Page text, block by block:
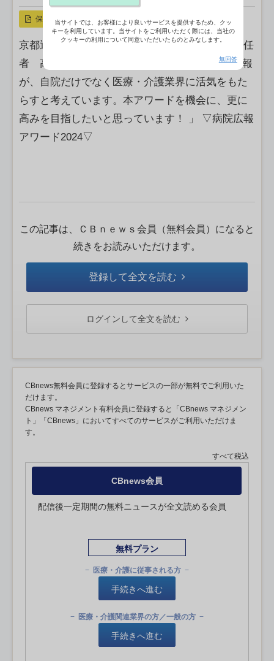
保存
京都近衛リハビリテーション病院 広報 担当責任
者 高 祖 悠 様 【意気込み】 「 活発な病院広報
が、自院だけでなく医療・介護業界に活気をもた
らすと考えています。本アワードを機会に、更に
高みを目指したいと思っています！ 」 ▽病院広報
アワード2024▽
この記事は、ＣＢｎｅｗｓ会員（無料会員）になると
続きをお読みいただけます。
登録して全文を読む
ログインして全文を読む
CBnews無料会員に登録するとサービスの一部が無料でご利用いた
だけます。
CBnews マネジメント有料会員に登録すると「CBnews マネジメン
ト」「CBnews」においてすべてのサービスがご利用いただけま
す。
すべて税込
CBnews会員
配信後一定期間の無料ニュースが全文読める会員
無料プラン
医療・介護に従事される方
手続きへ進む
医療・介護関連業界の方／一般の方
手続きへ進む
当サイトでは、お客様により良いサービスを提供するため、クッ
キーを利用しています。当サイトをご利用いただく際には、当社の
クッキーの利用について同意いただいたものとみなします。
無回答